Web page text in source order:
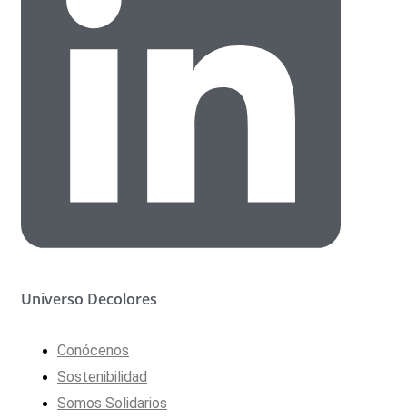
Universo Decolores
Conócenos
Sostenibilidad
Somos Solidarios